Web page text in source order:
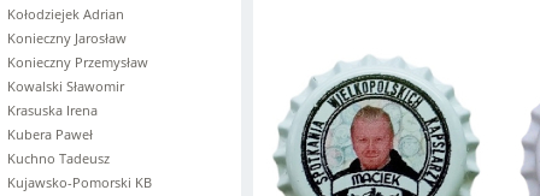
Kołodziejek Adrian
Konieczny Jarosław
Konieczny Przemysław
Kowalski Sławomir
Krasuska Irena
Kubera Paweł
Kuchno Tadeusz
Kujawsko-Pomorski KB